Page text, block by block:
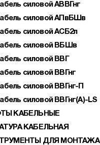
силовой АВВГнг
силовой АПвБШв
силовой АСБ2л
силовой ВБШв
силовой ВВГ
силовой ВВГнг
силовой ВВГнг-П
силовой ВВГнг(А)-LS
КАБЕЛЬНЫЕ
КАБЕЛЬНАЯ
ДЛЯ МОНТАЖА